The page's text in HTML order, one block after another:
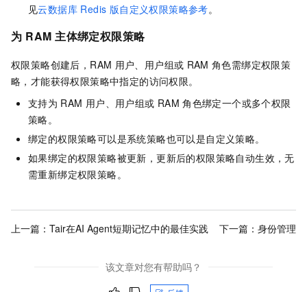
见云数据库 Redis 版自定义权限策略参考。
为 RAM 主体绑定权限策略
权限策略创建后，RAM 用户、用户组或 RAM 角色需绑定权限策
略，才能获得权限策略中指定的访问权限。
支持为 RAM 用户、用户组或 RAM 角色绑定一个或多个权限
策略。
绑定的权限策略可以是系统策略也可以是自定义策略。
如果绑定的权限策略被更新，更新后的权限策略自动生效，无
需重新绑定权限策略。
上一篇： Tair在AI Agent短期记忆中的最佳实践 下一篇： 身份管理
该文章对您有帮助吗？